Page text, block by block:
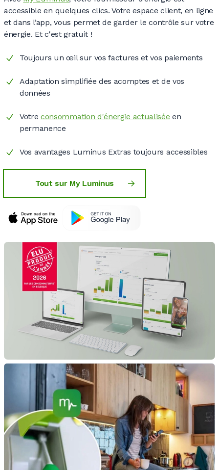
accessible en quelques clics. Votre espace client, en ligne
et dans l’app, vous permet de garder le contrôle sur votre
énergie. Et c'estgratuit !
Toujours un œil sur vos factures et vos paiements
Adaptation simplifiée des acomptes et de vos
données
Votreconsommation d'énergie actualisée en
permanence
Vos avantages Luminus Extras toujours accessibles
Tout sur My Luminus